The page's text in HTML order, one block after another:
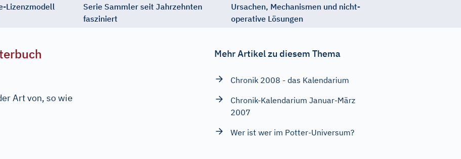
Lizenzmodell
Serie Sammler seit Jahrzehnten
fasziniert
Ursachen, Mechanismen und nicht-
operative Lösungen
Art von, so wie
Mehr Artikel zu diesem Thema
Chronik 2008 - das Kalendarium
Chronik-Kalendarium Januar-März
2007
Wer ist wer im Potter-Universum?